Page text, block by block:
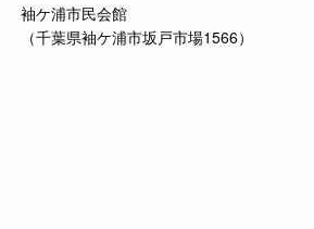
袖ケ浦市民会館
（千葉県袖ケ浦市坂戸市場1566）